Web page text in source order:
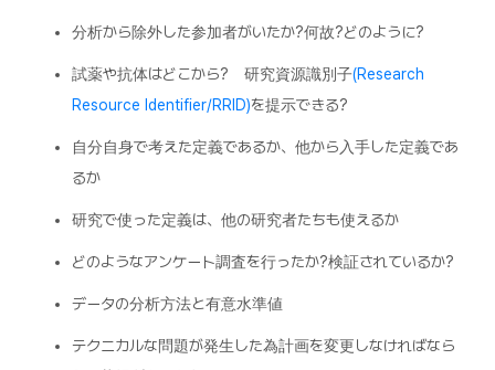
分析から除外した参加者がいたか?何故?どのように?
試薬や抗体はどこから? 研究資源識別子(Research
Resource Identifier/RRID)を提示できる?
自分自身で考えた定義であるか、他から入手した定義であ
るか
研究で使った定義は、他の研究者たちも使えるか
どのようなアンケート調査を行ったか?検証されているか?
データの分析方法と有意水準値
テクニカルな問題が発生した為計画を変更しなければなら